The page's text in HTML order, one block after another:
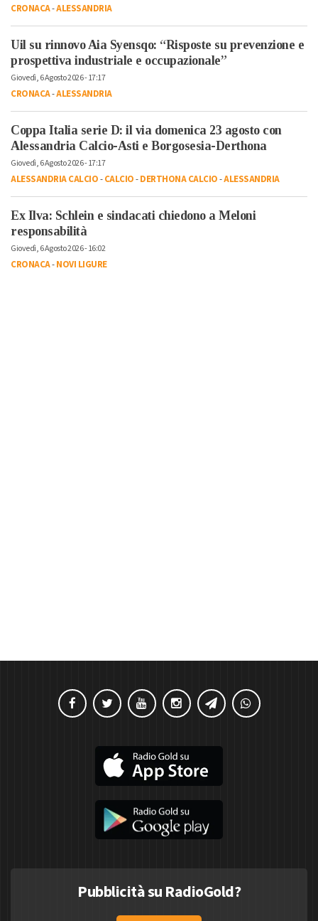
CRONACA-ALESSANDRIA
Uil su rinnovo Aia Syensqo: “Risposte su prevenzione e
prospettiva industriale e occupazionale”
Giovedì, 6 Agosto 2026 - 17:17
CRONACA-ALESSANDRIA
Coppa Italia serie D: il via domenica 23 agosto con
Alessandria Calcio-Asti e Borgosesia-Derthona
Giovedì, 6 Agosto 2026 - 17:17
ALESSANDRIA CALCIO-CALCIO-DERTHONA CALCIO-ALESSANDRIA
Ex Ilva: Schlein e sindacati chiedono a Meloni
responsabilità
Giovedì, 6 Agosto 2026 - 16:02
CRONACA-NOVI LIGURE
Pubblicità su RadioGold?